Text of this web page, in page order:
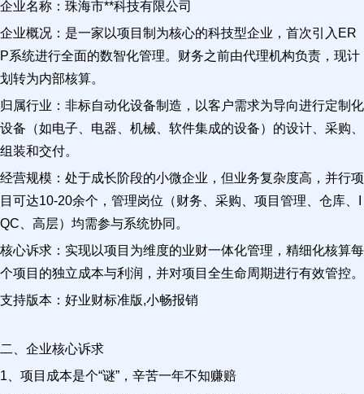
企业名称：珠海市**科技有限公司
企业概况：是一家以项目制为核心的科技型企业，首次引入ER
P系统进行全面的数智化管理。财务之前由代理机构负责，现计
划转为内部核算。
归属行业：非标自动化设备制造，以客户需求为导向进行定制化
设备（如电子、电器、机械、软件集成的设备）的设计、采购、
组装和交付。
经营规模：处于成长阶段的小微企业，但业务复杂度高，并行项
目可达10-20余个，管理岗位（财务、采购、项目管理、仓库、I
QC、高层）均需参与系统协同。
核心诉求：实现以项目为维度的业财一体化管理，精细化核算每
个项目的独立成本与利润，并对项目全生命周期进行有效管控。
支持版本：好业财标准版,小畅报销
二、企业核心诉求
1、项目成本是个“谜”，辛苦一年不知赚赔